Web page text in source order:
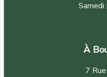
Samedi
À
7 Rue